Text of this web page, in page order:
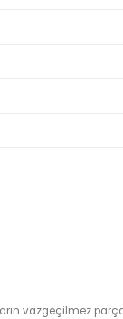
vazgeçilmez